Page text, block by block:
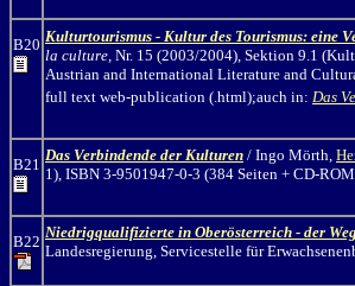
B20 Kulturtourismus - Kultur des Tourismus: eine
la culture, Nr. 15 (2003/2004), Sektion 9.1
Austrian and International Literature and
full text web-publication (.html);auch in: Das
B21
Das Verbindende der Kulturen / Ingo Mörth,
1), ISBN 3-9501947-0-3 (384 Seiten + CD-
B22
Niedrigqualifizierte in Oberösterreich - der
Landesregierung, Servicestelle für